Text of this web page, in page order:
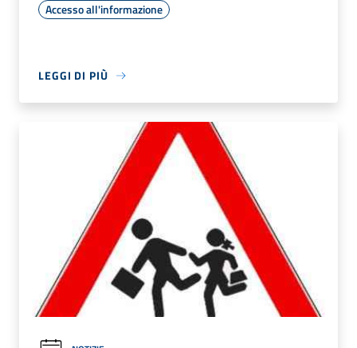
Accesso all'informazione
LEGGI DI PIÙ